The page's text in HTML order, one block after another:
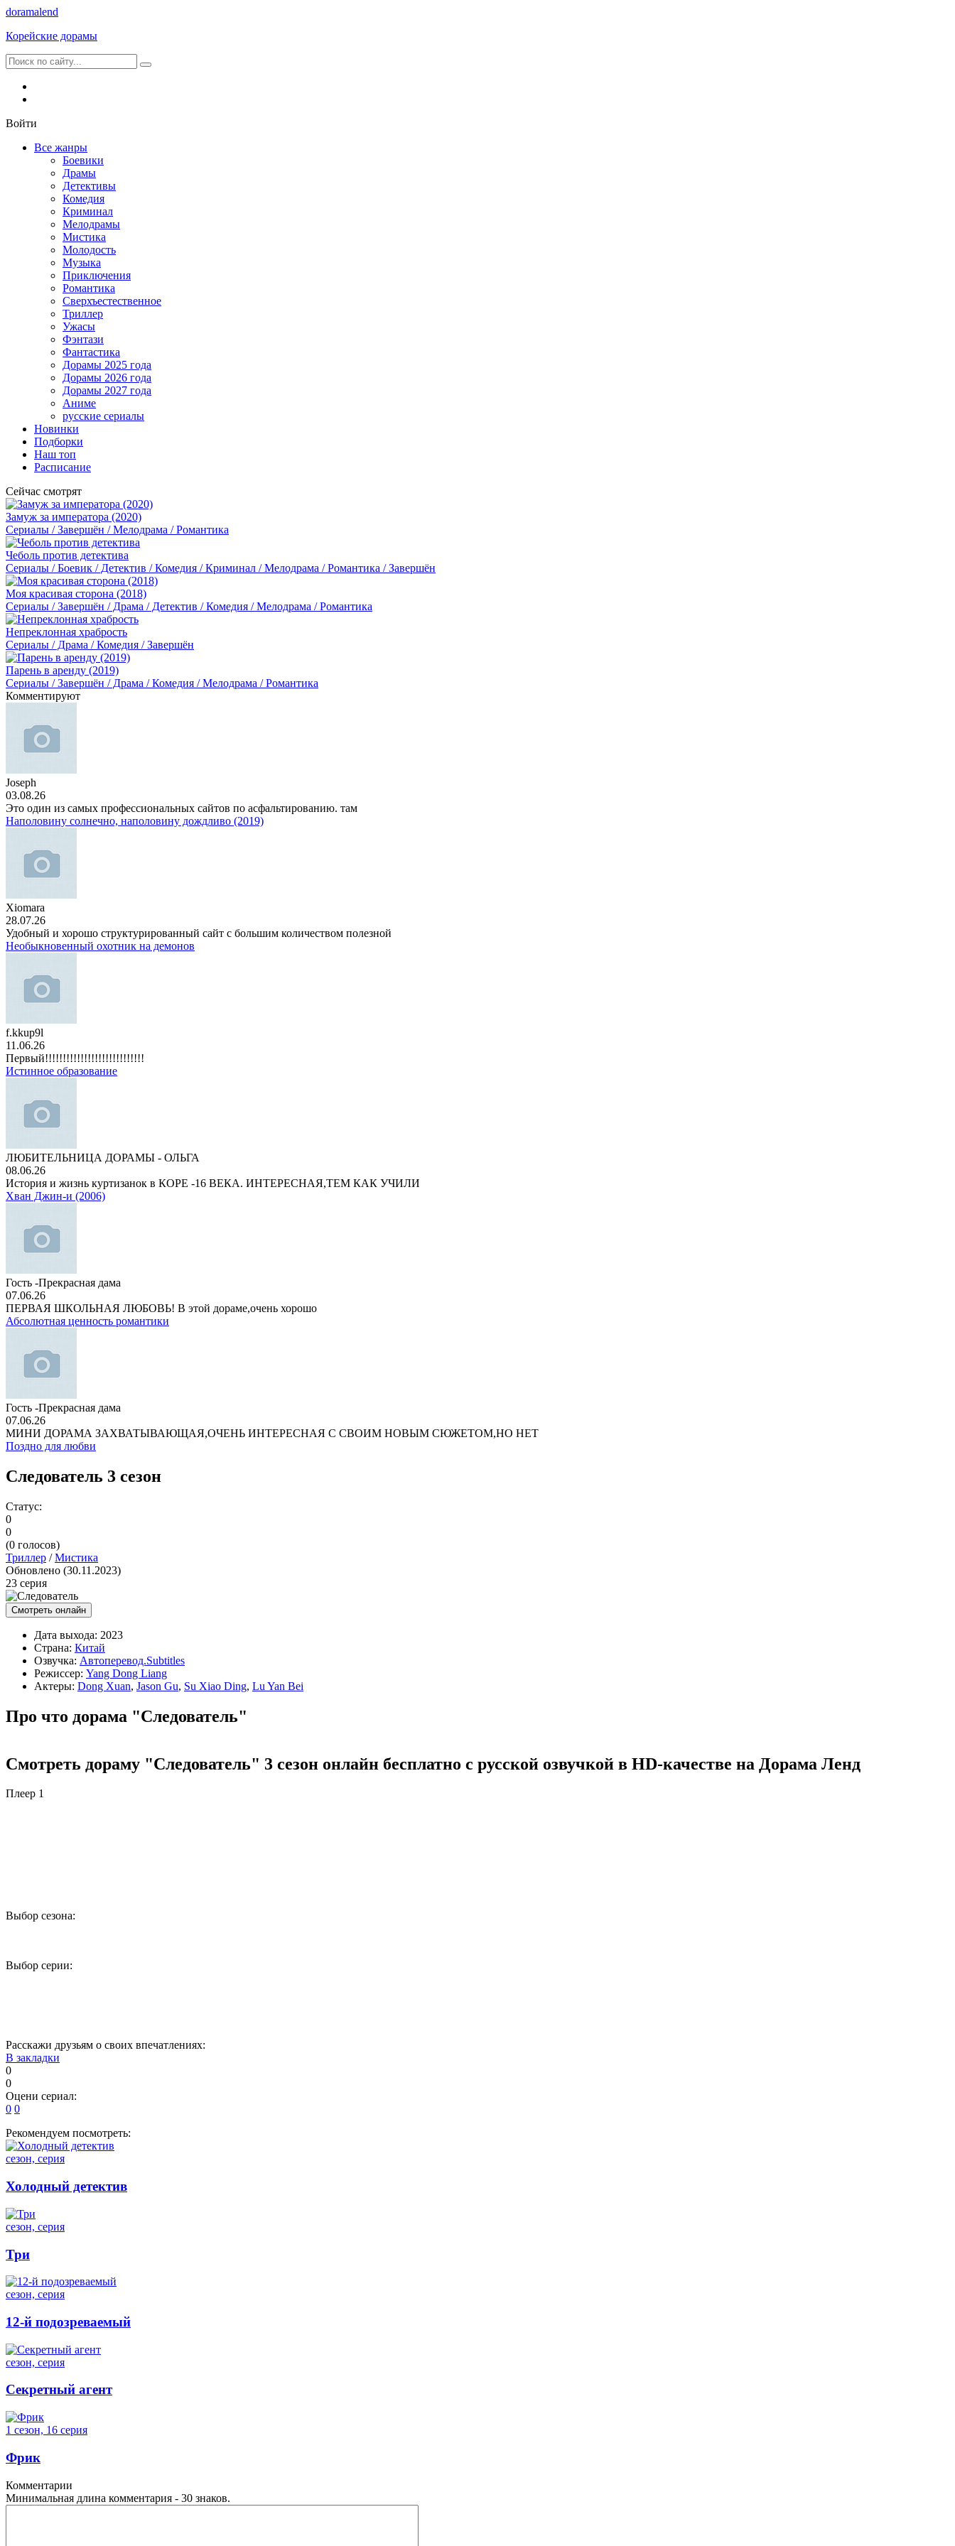
doramalend
Корейские дорамы
Войти
Все жанры
Боевики
Драмы
Детективы
Комедия
Криминал
Мелодрамы
Мистика
Молодость
Музыка
Приключения
Романтика
Сверхъестественное
Триллер
Ужасы
Фэнтази
Фантастика
Дорамы 2025 года
Дорамы 2026 года
Дорамы 2027 года
Аниме
русские сериалы
Новинки
Подборки
Наш топ
Расписание
Сейчас смотрят
Замуж за императора (2020)
Сериалы / Завершён / Мелодрама / Романтика
Чеболь против детектива
Сериалы / Боевик / Детектив / Комедия / Криминал / Мелодрама / Романтика / Завершён
Моя красивая сторона (2018)
Сериалы / Завершён / Драма / Детектив / Комедия / Мелодрама / Романтика
Непреклонная храбрость
Сериалы / Драма / Комедия / Завершён
Парень в аренду (2019)
Сериалы / Завершён / Драма / Комедия / Мелодрама / Романтика
Комментируют
Joseph
03.08.26
Это один из самых профессиональных сайтов по асфальтированию. там
Наполовину солнечно, наполовину дождливо (2019)
Xiomara
28.07.26
Удобный и хорошо структурированный сайт с большим количеством полезной
Необыкновенный охотник на демонов
f.kkup9l
11.06.26
Первый!!!!!!!!!!!!!!!!!!!!!!!!!!!!
Истинное образование
ЛЮБИТЕЛЬНИЦА ДОРАМЫ - ОЛЬГА
08.06.26
История и жизнь куртизанок в КОРЕ -16 ВЕКА. ИНТЕРЕСНАЯ,ТЕМ КАК УЧИЛИ
Хван Джин-и (2006)
Гость -Прекрасная дама
07.06.26
ПЕРВАЯ ШКОЛЬНАЯ ЛЮБОВЬ! В этой дораме,очень хорошо
Абсолютная ценность романтики
Гость -Прекрасная дама
07.06.26
МИНИ ДОРАМА ЗАХВАТЫВАЮЩАЯ,ОЧЕНЬ ИНТЕРЕСНАЯ С СВОИМ НОВЫМ СЮЖЕТОМ,НО НЕТ
Поздно для любви
Следователь 3 сезон
Статус:
0
0
(0 голосов)
Триллер /Мистика
Обновлено (30.11.2023)
23 серия
Смотреть онлайн
Дата выхода: 2023
Страна: Китай
Озвучка: Автоперевод.Subtitles
Режиссер: Yang Dong Liang
Актеры: Dong Xuan, Jason Gu, Su Xiao Ding, Lu Yan Bei
Про что дорама "Следователь"
Смотреть дораму "Следователь" 3 сезон онлайн бесплатно с русской озвучкой в HD-качестве на Дорама Ленд
Плеер 1
Выбор сезона:
Выбор серии:
Расскажи друзьям о своих впечатлениях:
В закладки
0
0
Оцени сериал:
0 0
Рекомендуем посмотреть:
сезон, серия
Холодный детектив
сезон, серия
Три
сезон, серия
12-й подозреваемый
сезон, серия
Секретный агент
1 сезон, 16 серия
Фрик
Комментарии
Минимальная длина комментария - 30 знаков.